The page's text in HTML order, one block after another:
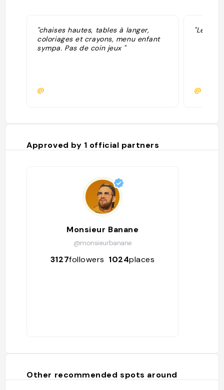
"chaises hautes, tables à langer,
coloriages et crayons, menu enfant
sympa. Pas de coin jeux "
@
"Les
Approved by 1 official partners
Monsieur Banane
@monsieurbanane
3127followers 1024places
Other recommended spots around